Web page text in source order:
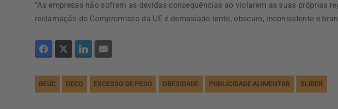
“As empresas não sofrem as devidas consequências ao violarem as suas próprias
reclamação do Compromisso da UE é demasiado lento, obscuro, inconsistente e
BEUC DECO EXCESSO DE PESO OBESIDADE PUBLICIDADE ALIMENTAR SLIDER